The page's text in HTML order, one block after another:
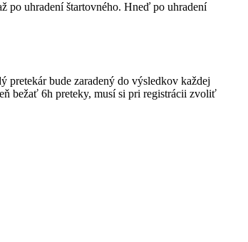
po uhradení štartovného. Hneď po uhradení
pretekár bude zaradený do výsledkov každej
bežať 6h preteky, musí si pri registrácii zvoliť